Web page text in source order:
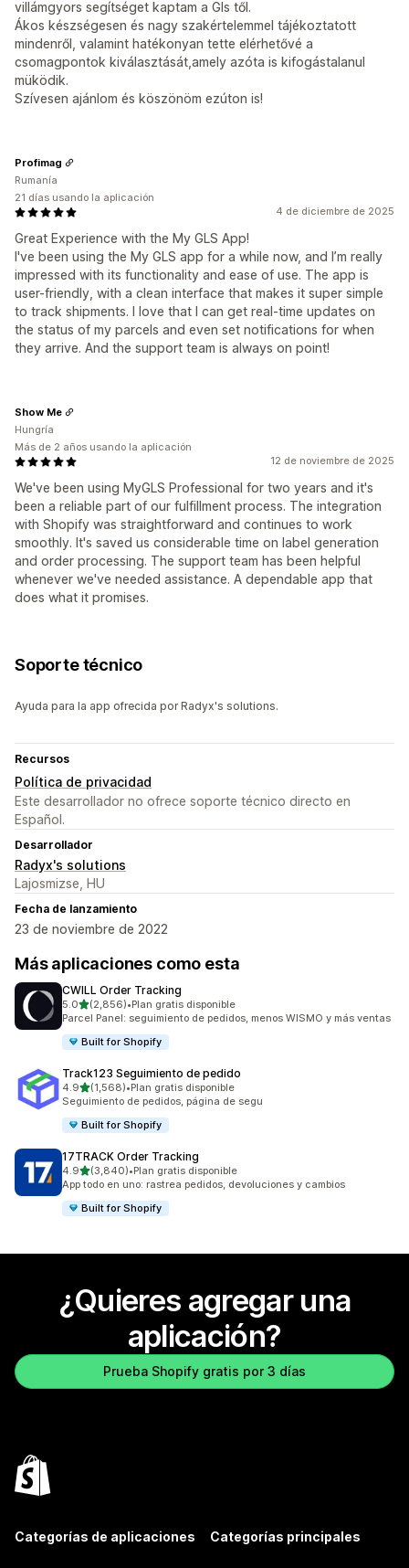
villámgyors segítséget kaptam a Gls től.
Ákos készségesen és nagy szakértelemmel tájékoztatott
mindenről, valamint hatékonyan tette elérhetővé a
csomagpontok kiválasztását,amely azóta is kifogástalanul
müködik.
Szívesen ajánlom és köszönöm ezúton is!
4 de diciembre de 2025
Great Experience with the My GLS App!
I've been using the My GLS app for a while now, and I’m really
impressed with its functionality and ease of use. The app is
user-friendly, with a clean interface that makes it super simple
to track shipments. I love that I can get real-time updates on
the status of my parcels and even set notifications for when
they arrive. And the support team is always on point!
Profimag
Rumanía
21 días usando la aplicación
12 de noviembre de 2025
We've been using MyGLS Professional for two years and it's
been a reliable part of our fulfillment process. The integration
with Shopify was straightforward and continues to work
smoothly. It's saved us considerable time on label generation
and order processing. The support team has been helpful
whenever we've needed assistance. A dependable app that
does what it promises.
Show Me
Hungría
Más de 2 años usando la aplicación
Soporte técnico
Ayuda para la app ofrecida por Radyx's solutions.
Recursos
Política de privacidad
Este desarrollador no ofrece soporte técnico directo en
Español.
Desarrollador
Radyx's solutions
Lajosmizse, HU
Fecha de lanzamiento
23 de noviembre de 2022
Más aplicaciones como esta
CWILL Order Tracking
5.0de 5 estrellas
(2,856)
2856 reseñas en total
•Plan gratis disponible
Parcel Panel: seguimiento de pedidos, menos WISMO y más ventas
Built for Shopify
Track123 Seguimiento de pedido
4.9de 5 estrellas
(1,568)
1568 reseñas en total
•Plan gratis disponible
Seguimiento de pedidos, página de segu
Built for Shopify
17TRACK Order Tracking
4.9de 5 estrellas
(3,840)
3840 reseñas en total
•Plan gratis disponible
App todo en uno: rastrea pedidos, devoluciones y cambios
Built for Shopify
¿Quieres agregar una
aplicación?
Prueba Shopify gratis por 3 días
Categorías de aplicaciones Categorías principales